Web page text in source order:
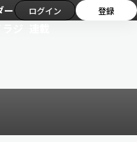
ー ログイン 登録